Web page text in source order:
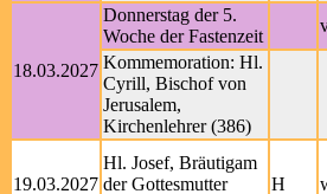
18.03.2027
Donnerstag der 5.
Woche der Fastenzeit
Kommemoration: Hl.
Cyrill, Bischof von
Jerusalem,
Kirchenlehrer (386)
19.03.2027
Hl. Josef, Bräutigam
der Gottesmutter
H